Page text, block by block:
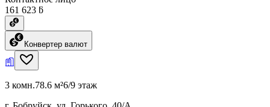
161 623 ƃ
Конвертер валют
3 комн.78.6 м²6/9 этаж